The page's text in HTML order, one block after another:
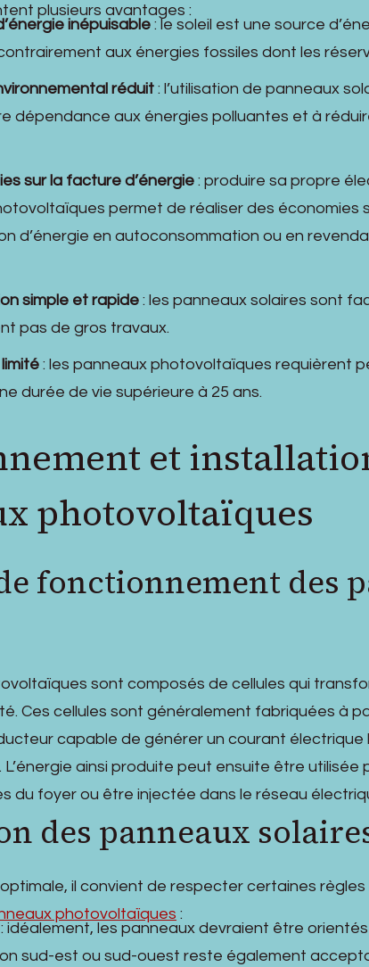
plusieurs avantages :
inépuisable : le soleil est une source
aux énergies fossiles dont les
réduit : l’utilisation de panneaux
dépendance aux énergies polluantes et à
sur la facture d’énergie : produire sa propre
permet de réaliser des économies
d’énergie en autoconsommation ou en
simple et rapide : les panneaux solaires sont
pas de gros travaux.
: les panneaux photovoltaïques requièrent
durée de vie supérieure à 25 ans.
et
photovoltaïques
fonctionnement des
sont composés de cellules qui
Ces cellules sont généralement fabriquées à
capable de générer un courant électrique
L’énergie ainsi produite peut ensuite être utilisée
du foyer ou être injectée dans le réseau
des panneaux
il convient de respecter certaines règles
photovoltaïques :
: idéalement, les panneaux devraient être orientés
sud-est ou sud-ouest reste également